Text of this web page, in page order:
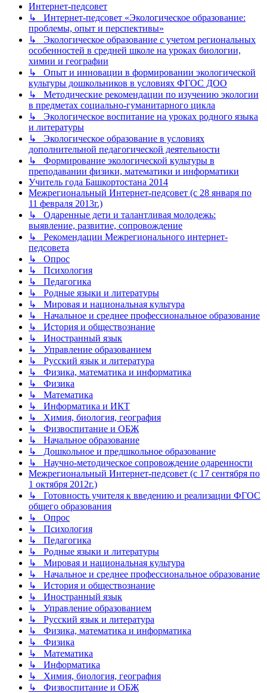
Интернет-педсовет
↳ Интернет-педсовет «Экологическое образование:
проблемы, опыт и перспективы»
↳ Экологическое образование с учетом региональных
особенностей в средней школе на уроках биологии,
химии и географии
↳ Опыт и инновации в формировании экологической
культуры дошкольников в условиях ФГОС ДОО
↳ Методические рекомендации по изучению экологии
в предметах социально-гуманитарного цикла
↳ Экологическое воспитание на уроках родного языка
и литературы
↳ Экологическое образование в условиях
дополнительной педагогической деятельности
↳ Формирование экологической культуры в
преподавании физики, математики и информатики
Учитель года Башкортостана 2014
Межрегиональный Интернет-педсовет (с 28 января по
11 февраля 2013г.)
↳ Одаренные дети и талантливая молодежь:
выявление, развитие, сопровождение
↳ Рекомендации Межрегионального интернет-
педсовета
↳ Опрос
↳ Психология
↳ Педагогика
↳ Родные языки и литературы
↳ Мировая и национальная культура
↳ Начальное и среднее профессиональное образование
↳ История и обществознание
↳ Иностранный язык
↳ Управление образованием
↳ Русский язык и литература
↳ Физика, математика и информатика
↳ Физика
↳ Математика
↳ Информатика и ИКТ
↳ Химия, биология, география
↳ Физвоспитание и ОБЖ
↳ Начальное образование
↳ Дошкольное и предшкольное образование
↳ Научно-методическое сопровождение одаренности
Межрегиональный Интернет-педсовет (с 17 сентября по
1 октября 2012г.)
↳ Готовность учителя к введению и реализации ФГОС
общего образования
↳ Опрос
↳ Психология
↳ Педагогика
↳ Родные языки и литературы
↳ Мировая и национальная культура
↳ Начальное и среднее профессиональное образование
↳ История и обществознание
↳ Иностранный язык
↳ Управление образованием
↳ Русский язык и литература
↳ Физика, математика и информатика
↳ Физика
↳ Математика
↳ Информатика
↳ Химия, биология, география
↳ Физвоспитание и ОБЖ